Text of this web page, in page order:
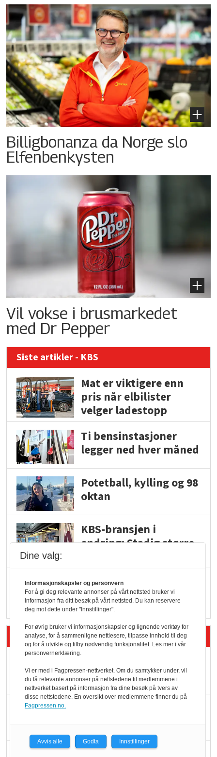
Billigbonanza da Norge slo
Elfenbenkysten
Vil vokse i brusmarkedet
med Dr Pepper
Siste artikler - KBS
Mat er viktigere enn
pris når elbilister
velger ladestopp
Ti bensinstasjoner
legger ned hver måned
Potetball, kylling og 98
oktan
KBS-bransjen i
endring: Stadig større
Vokser med ferdigmat
i dagligvare
Siste artikler - Butikk i praksis
dundrer videre
Dine valg:
Informasjonskapsler og personvern
For å gi deg relevante annonser på vårt nettsted bruker vi
informasjon fra ditt besøk på vårt nettsted. Du kan reservere
deg mot dette under "Innstillinger".
For øvrig bruker vi informasjonskapsler og lignende verktøy for
analyse, for å sammenligne nettlesere, tilpasse innhold til deg
og for å utvikle og tilby nødvendig funksjonalitet. Les mer i vår
personvernerklæring.
Vi er med i Fagpressen-nettverket. Om du samtykker under, vil
du få relevante annonser på nettstedene til medlemmene i
nettverket basert på informasjon fra dine besøk på tvers av
disse nettstedene. En oversikt over medlemmene finner du på
Fagpressen.no.
Avvis alle Godta Innstillinger